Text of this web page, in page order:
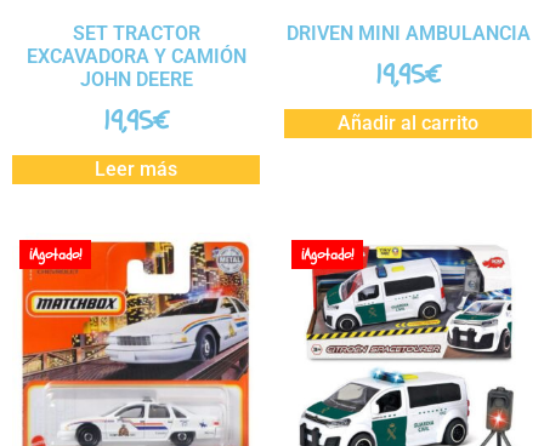
SET TRACTOR
EXCAVADORA Y CAMIÓN
JOHN DEERE
19,95€
Leer más
DRIVEN MINI AMBULANCIA
19,95€
Añadir al carrito
¡Agotado! ¡Agotado!